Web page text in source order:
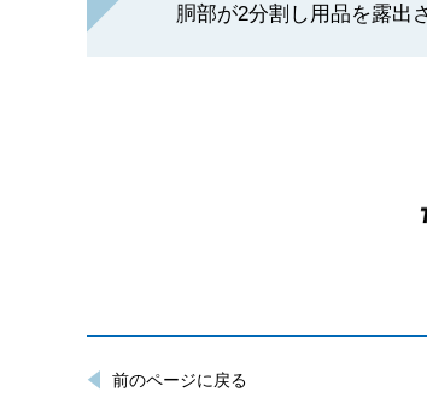
胴部が2分割し用品を露出
前のページに戻る